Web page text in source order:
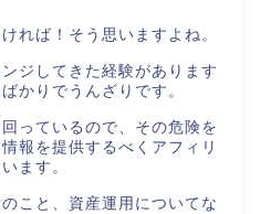
れば！そう思いますよね。
ジしてきた経験があります
かりでうんざりです。
っているので、その危険を
報を提供するべくアフィリ
ます。
こと、資産運用についてな